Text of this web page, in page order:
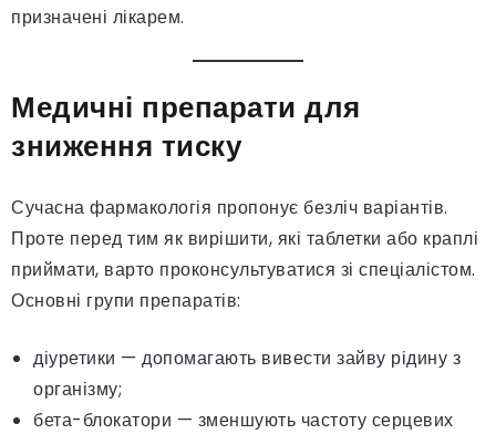
призначені лікарем.
Медичні препарати для
зниження тиску
Сучасна фармакологія пропонує безліч варіантів.
Проте перед тим як вирішити, які таблетки або краплі
приймати, варто проконсультуватися зі спеціалістом.
Основні групи препаратів:
діуретики — допомагають вивести зайву рідину з
організму;
бета-блокатори — зменшують частоту серцевих